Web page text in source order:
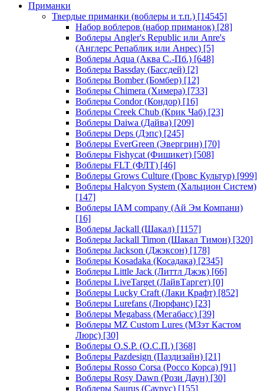
Приманки
Твердые приманки (воблеры и т.п.) [14545]
Набор воблеров (набор приманок) [28]
Воблеры Angler's Republic или Anre's
(Англерс Репаблик или Анрес) [5]
Воблеры Aqua (Аква С.-Пб.) [648]
Воблеры Bassday (Бассдей) [2]
Воблеры Bomber (Бомбер) [12]
Воблеры Chimera (Химера) [733]
Воблеры Condor (Кондор) [16]
Воблеры Creek Chub (Крик Чаб) [23]
Воблеры Daiwa (Дайва) [209]
Воблеры Deps (Дэпс) [245]
Воблеры EverGreen (Эвергрин) [70]
Воблеры Fishycat (Фишикет) [508]
Воблеры FLT (ФЛТ) [46]
Воблеры Grows Culture (Гровс Культур) [999]
Воблеры Halcyon System (Хальцион Систем)
[147]
Воблеры IAM company (Ай Эм Компани)
[16]
Воблеры Jackall (Шакал) [1157]
Воблеры Jackall Timon (Шакал Тимон) [320]
Воблеры Jackson (Джэксон) [178]
Воблеры Kosadaka (Косадака) [2345]
Воблеры Little Jack (Литтл Джэк) [66]
Воблеры LiveTarget (ЛайвТаргет) [0]
Воблеры Lucky Craft (Лаки Крафт) [852]
Воблеры Lurefans (Люрфанс) [23]
Воблеры Megabass (Мегабасс) [39]
Воблеры MZ Custom Lures (МЗэт Кастом
Люрс) [30]
Воблеры O.S.P. (О.С.П.) [368]
Воблеры Pazdesign (Паздизайн) [21]
Воблеры Rosso Corsa (Россо Корса) [91]
Воблеры Rosy Dawn (Рози Даун) [30]
Воблеры Saurus (Саурус) [155]